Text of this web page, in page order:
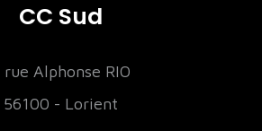
CC Sud
rue Alphonse RIO
56100 - Lorient